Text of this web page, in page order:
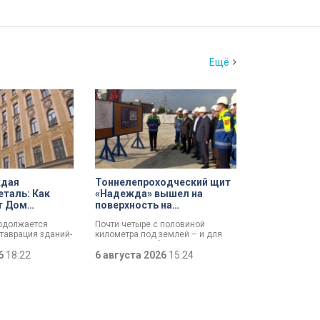
Ещё
Как
Дом
на улице
зданий-
не
18:22
Тоннелепроходческий щит
«Надежда» вышел на
поверхность на
Почти четыре с половиной
километра под землей – и для
«Надежды» забрезжил свет:
проходческий щит вышел на
поверхность. О ходе работ у
6 августа 2026 15:24